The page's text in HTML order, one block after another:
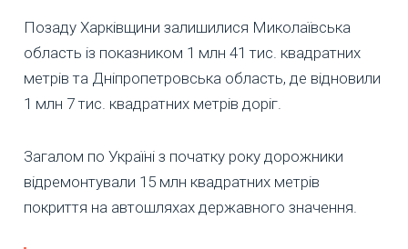
Позаду Харківщини залишилися Миколаївська
область із показником 1 млн 41 тис. квадратних
метрів та Дніпропетровська область, де відновили
1 млн 7 тис. квадратних метрів доріг.
Загалом по Україні з початку року дорожники
відремонтували 15 млн квадратних метрів
покриття на автошляхах державного значення.